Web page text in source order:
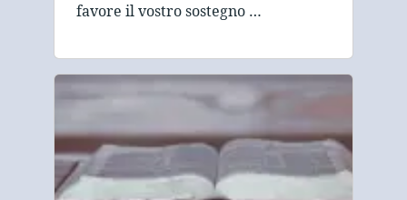
favore il vostro sostegno …